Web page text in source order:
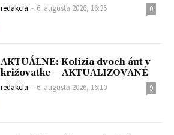
redakcia - 6. augusta 2026, 16:35 0
AKTUÁLNE: Kolízia dvoch áut v
križovatke – AKTUALIZOVANÉ
redakcia - 6. augusta 2026, 16:10 9